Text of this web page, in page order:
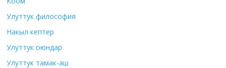
Улуттук философия
Накыл кептер
Улуттук оюндар
Улуттук тамак-аш